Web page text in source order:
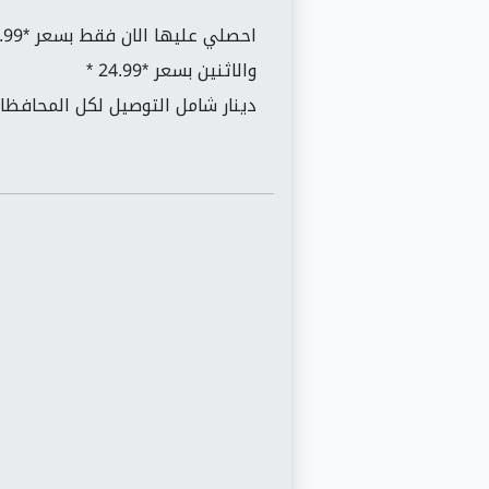
احصلي عليها الان فقط بسعر *14.99*
والاثنين بسعر *24.99 *
دينار شامل التوصيل لكل